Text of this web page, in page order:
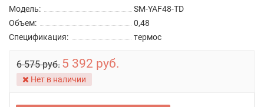
Модель:
SM-YAF48-TD
Объем:
0,48
Спецификация:
термос
6 575 руб. 5 392 руб.
Нет в наличии